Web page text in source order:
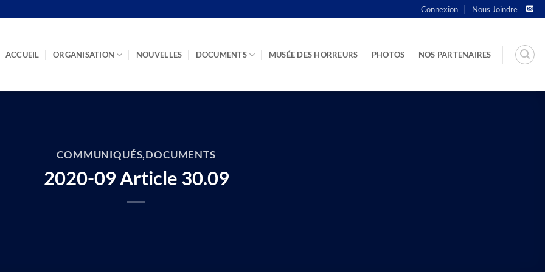
Connexion Nous Joindre
ACCUEIL ORGANISATION NOUVELLES DOCUMENTS MUSÉE DES HORREURS PHOTOS NOS PARTENAIRES
COMMUNIQUÉS,DOCUMENTS
2020-09 Article 30.09